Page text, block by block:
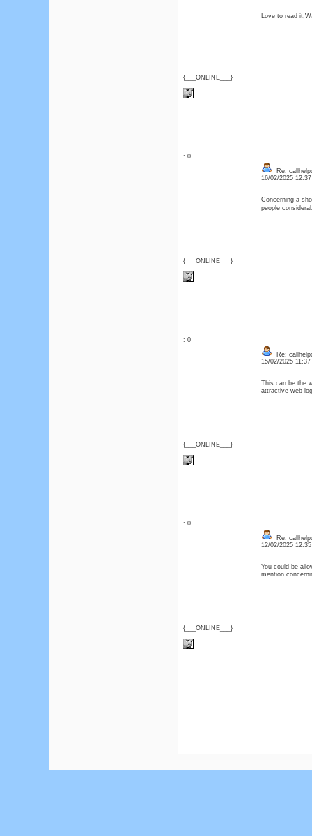
{___ONLINE___}
Love to read
: 0
{___ONLINE___}
Re:
16/02/2025
Concerning a
people
: 0
{___ONLINE___}
Re:
15/02/2025
This can be the
attractive web
: 0
{___ONLINE___}
Re:
12/02/2025
You could be
mention